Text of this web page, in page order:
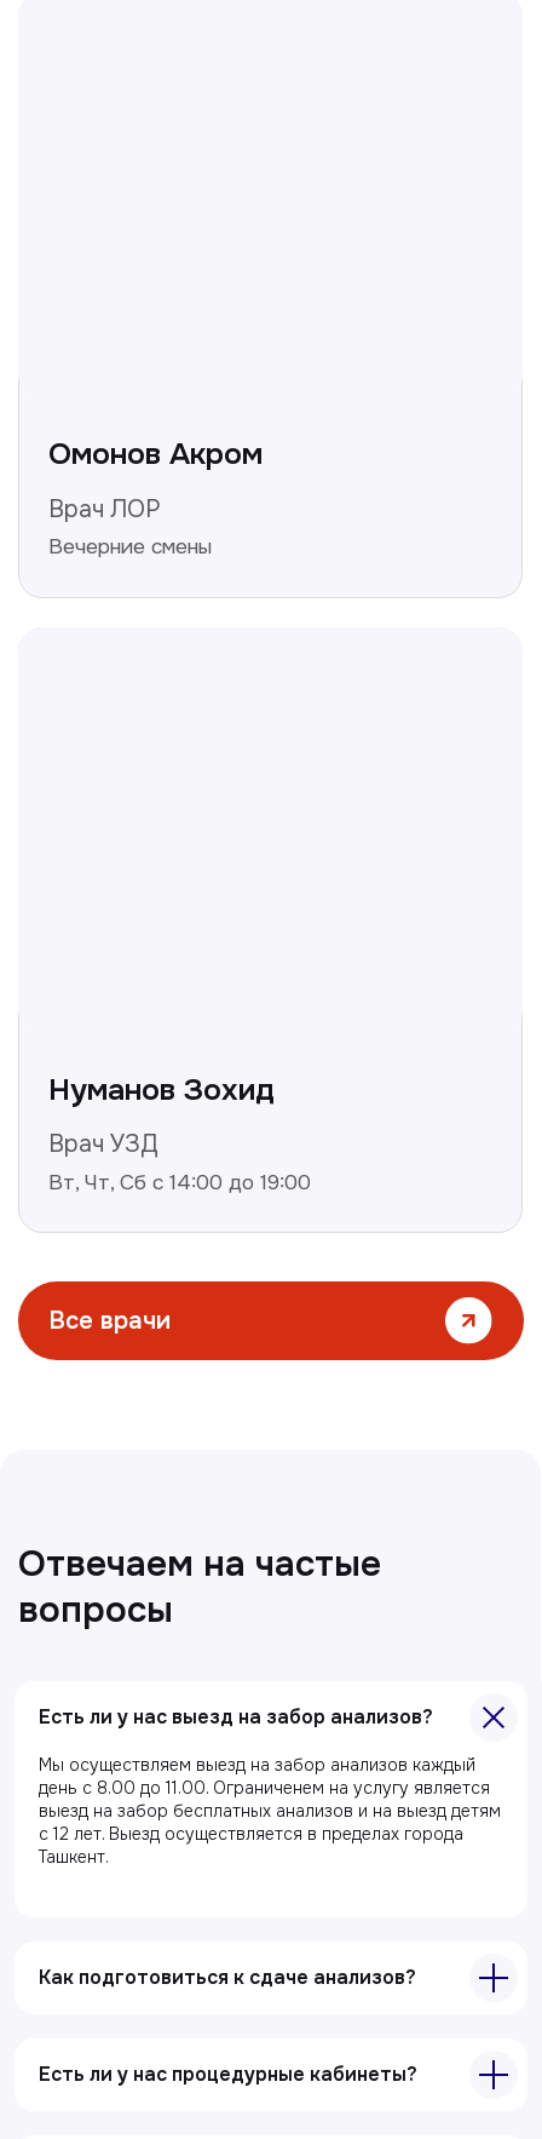
Есть ли у нас выезд на забор анализов?
Мы осуществляем выезд на забор анализов каждый
день с 8.00 до 11.00. Ограниченем на услугу является
выезд на забор бесплатных анализов и на выезд детям
с 12 лет. Выезд осуществляется в пределах города
Ташкент.
Как подготовиться к сдаче анализов?
Есть ли у нас процедурные кабинеты?
Все статьи
Ультразвуковая диагностика
Все услуги
О клиники
Акции
Специалисты
Полезные статьи